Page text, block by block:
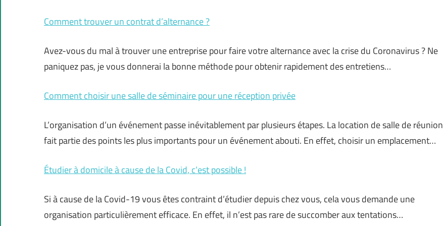
Comment trouver un contrat d’alternance ?
Avez-vous du mal à trouver une entreprise pour faire votre alternance avec la crise du Coronavirus ? Ne
paniquez pas, je vous donnerai la bonne méthode pour obtenir rapidement des entretiens…
Comment choisir une salle de séminaire pour une réception privée
L’organisation d’un événement passe inévitablement par plusieurs étapes. La location de salle de réunion
fait partie des points les plus importants pour un événement abouti. En effet, choisir un emplacement…
Étudier à domicile à cause de la Covid, c’est possible !
Si à cause de la Covid-19 vous êtes contraint d’étudier depuis chez vous, cela vous demande une
organisation particulièrement efficace. En effet, il n’est pas rare de succomber aux tentations…